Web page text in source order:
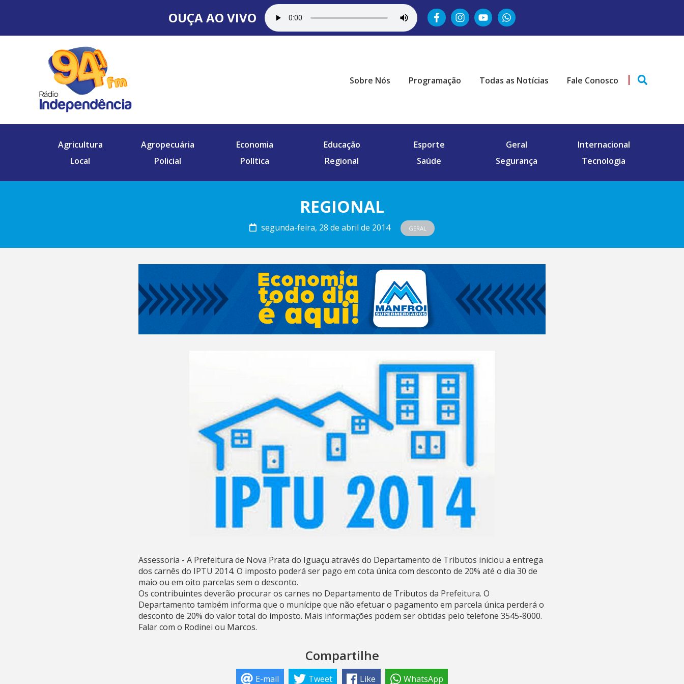
OUÇA AO VIVO
Sobre Nós Programação Todas as Notícias Fale Conosco
Agricultura Agropecuária Economia Educação Esporte Geral
Internacional
Local
Policial Política Regional Saúde Segurança Tecnologia
REGIONAL
segunda-feira, 28 de abril de 2014 GERAL
Assessoria - A Prefeitura de Nova Prata do Iguaçu através do Departamento de Tributos iniciou a entrega
dos carnês do IPTU 2014. O imposto poderá ser pago em cota única com desconto de 20% até o dia 30 de
maio ou em oito parcelas sem o desconto.
Os contribuintes deverão procurar os carnes no Departamento de Tributos da Prefeitura. O
Departamento também informa que o munícipe que não efetuar o pagamento em parcela única perderá o
desconto de 20% do valor total do imposto. Mais informações podem ser obtidas pelo telefone 3545-8000.
Falar com o Rodinei ou Marcos.
Compartilhe
E-mail Tweet Like WhatsApp